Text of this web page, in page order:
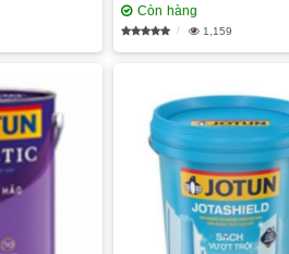
Còn hàng
1,159